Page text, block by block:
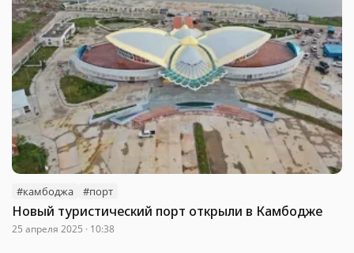
#камбоджа #порт
Новый туристический порт открыли в Камбодже
25 апреля 2025 · 10:38